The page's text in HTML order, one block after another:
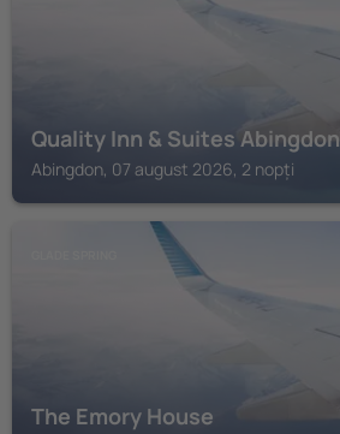
Quality Inn & Suites Abingdon
Abingdon, 07 august 2026, 2 nopți
The Emory House